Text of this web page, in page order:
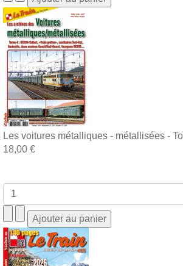
Les voitures métalliques - métallisées -
18,00 €